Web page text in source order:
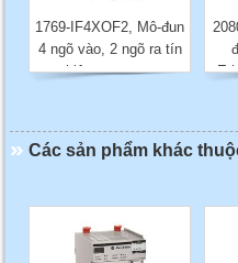
1769-IF4XOF2, Mô-đun
4 ngõ vào, 2 ngõ ra tín
hiệu tương tự
Các sản phẩm khác